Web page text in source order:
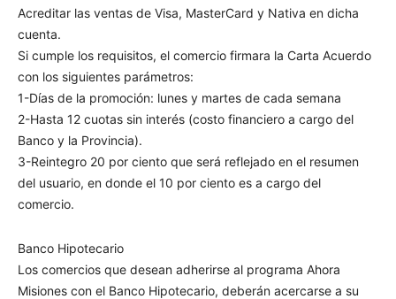
Acreditar las ventas de Visa, MasterCard y Nativa en dicha
cuenta.
Si cumple los requisitos, el comercio firmara la Carta Acuerdo
con los siguientes parámetros:
1-Días de la promoción: lunes y martes de cada semana
2-Hasta 12 cuotas sin interés (costo financiero a cargo del
Banco y la Provincia).
3-Reintegro 20 por ciento que será reflejado en el resumen
del usuario, en donde el 10 por ciento es a cargo del
comercio.
Banco Hipotecario
Los comercios que desean adherirse al programa Ahora
Misiones con el Banco Hipotecario, deberán acercarse a su